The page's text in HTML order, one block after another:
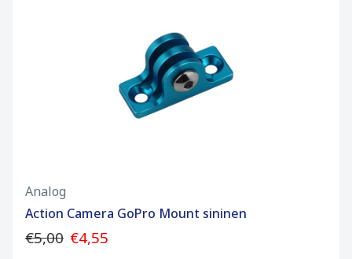
Analog
Action Camera GoPro Mount sininen
€5,00 €4,55